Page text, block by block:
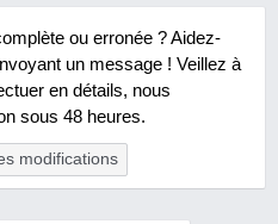
ou erronée ? Aidez-
un message ! Veillez à
en détails, nous
sous 48 heures.
modifications